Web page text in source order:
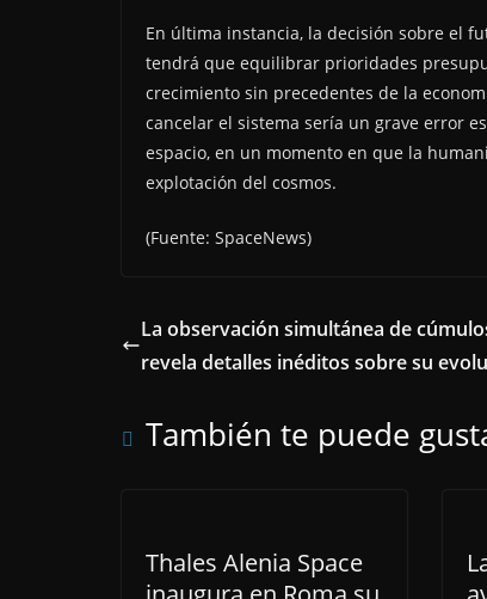
En última instancia, la decisión sobre el
tendrá que equilibrar prioridades
crecimiento sin precedentes de la
cancelar el sistema sería un grave error
espacio, en un momento en que la
explotación del cosmos.
(Fuente: SpaceNews)
La observación simultánea de
revela detalles inéditos sobre su
También te puede
Thales Alenia Space